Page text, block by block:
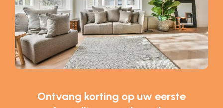
Ontvang korting op uw eerste